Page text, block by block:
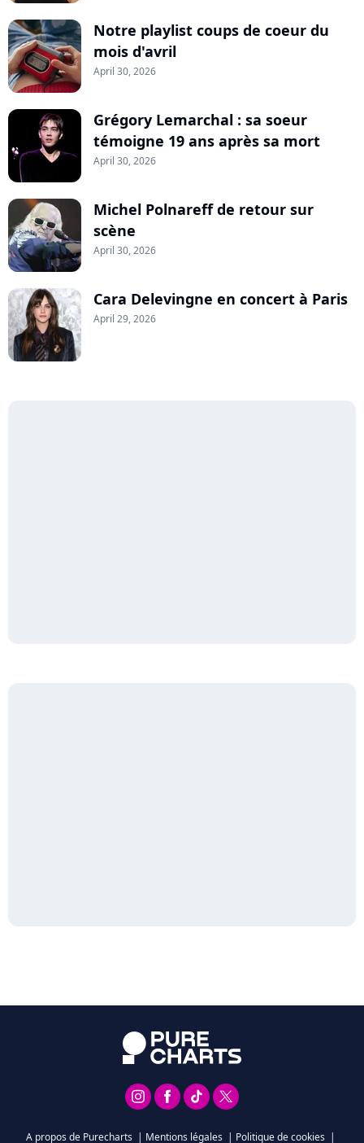
Notre playlist coups de coeur du
mois d'avril
April 30, 2026
Grégory Lemarchal : sa soeur
témoigne 19 ans après sa mort
April 30, 2026
Michel Polnareff de retour sur
scène
April 30, 2026
Cara Delevingne en concert à Paris
April 29, 2026
A propos de Purecharts | Mentions légales | Politique de cookies |